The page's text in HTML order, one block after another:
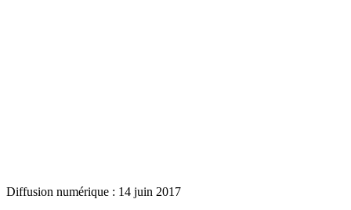
Diffusion numérique : 14 juin 2017